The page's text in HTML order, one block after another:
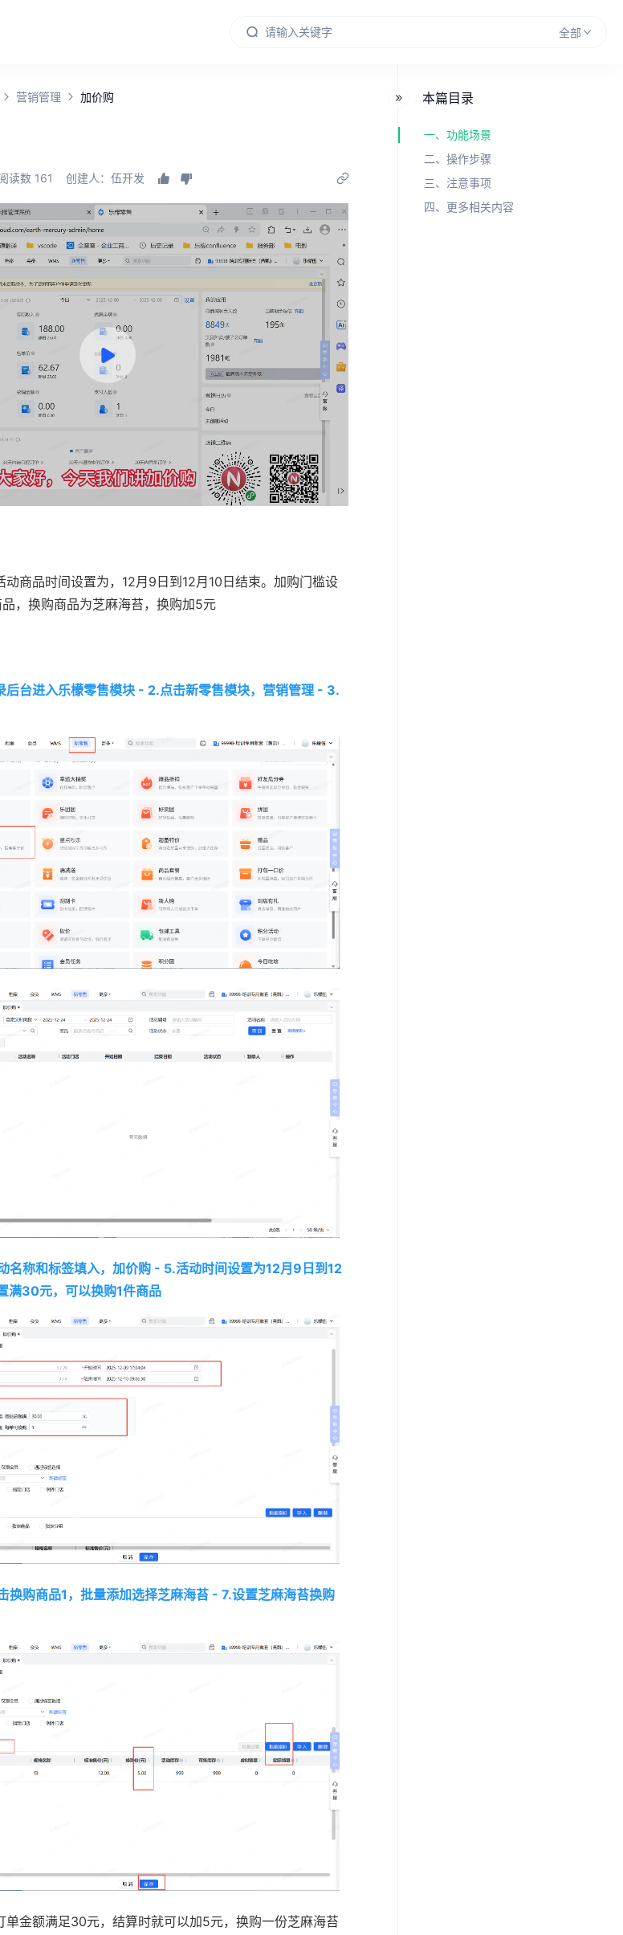
全部
营销管理 加价购
读数 161 创建人：伍开发
动商品时间设置为，12月9日到12月10日结束。加购门槛设
，换购商品为芝麻海苔，换购加5元
后台进入乐檬零售模块 - 2.点击新零售模块，营销管理 - 3.
名称和标签填入，加价购 - 5.活动时间设置为12月9日到12
满30元，可以换购1件商品
换购商品1，批量添加选择芝麻海苔 - 7.设置芝麻海苔换购
单金额满足30元，结算时就可以加5元，换购一份芝麻海苔
本篇目录
一、功能场景
二、操作步骤
三、注意事项
四、更多相关内容